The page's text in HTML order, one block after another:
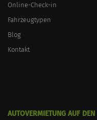
Online-Check-in
Fahrzeugtypen
Blog
Kontakt
AUTOVERMIETUNG AUF